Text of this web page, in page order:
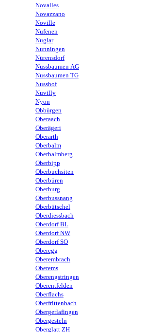
Novalles
Novazzano
Noville
Nufenen
Nuglar
Nunningen
Nürensdorf
Nussbaumen AG
Nussbaumen TG
Nusshof
Nuvilly
Nyon
Obbürgen
Oberaach
Oberägeri
Oberarth
Oberbalm
Oberbalmberg
Oberbipp
Oberbuchsiten
Oberbüren
Oberburg
Oberbussnang
Oberbütschel
Oberdiessbach
Oberdorf BL
Oberdorf NW
Oberdorf SO
Oberegg
Oberembrach
Oberems
Oberengstringen
Oberentfelden
Oberflachs
Oberfrittenbach
Obergerlafingen
Obergesteln
Oberglatt ZH